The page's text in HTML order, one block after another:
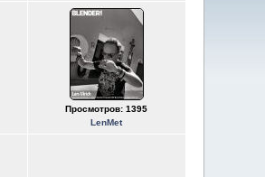
Просмотров: 1395
LenMet